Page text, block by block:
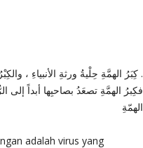
كِبَرُ الهمَّةِ حِلْيةُ ورثةِ الأنبياءِ ، والكِبْرُ داءُ المرضى بعلَّة الجبابرةِ البؤساءِ .
فكِبرُ الهمَّةِ تصعَدُ بصاحبِها أبداً
الهمّةِ
adalah virus yang